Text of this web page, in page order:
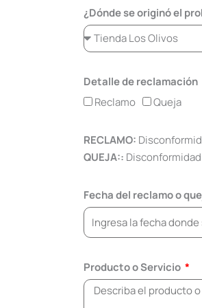
¿Dónde se originó el
Detalle de reclamación
Reclamo
Queja
RECLAMO:
QUEJA::
Fecha del reclamo o
Producto o Servicio